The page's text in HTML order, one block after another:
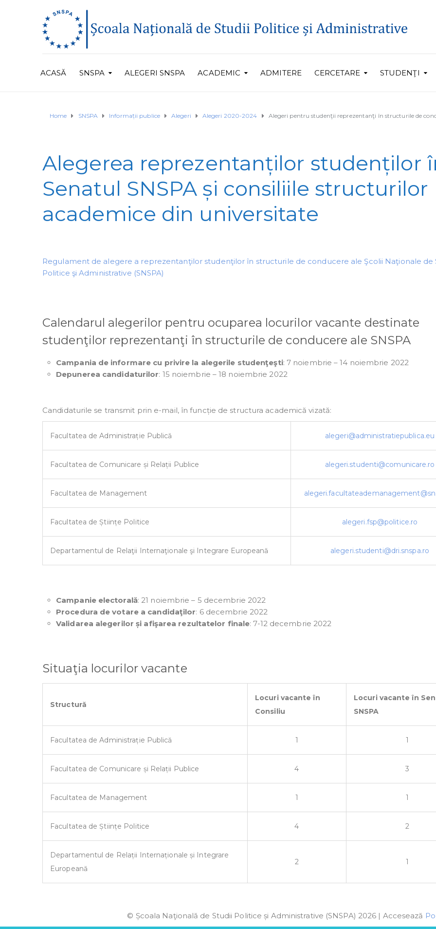
ACASĂ SNSPA ALEGERI SNSPA ACADEMIC ADMITERE CERCETARE STUDENŢI
Home SNSPA Informații publice Alegeri Alegeri 2020-2024 Alegeri pentru studenţii reprezentanţi în structurile de
Alegerea reprezentanților studenților
Senatul SNSPA și consiliile structurilor
academice din universitate
Regulament de alegere a reprezentanţilor studenţilor în structurile de conducere ale Şcolii Naţionale de
Politice şi Administrative (SNSPA)
Calendarul alegerilor pentru ocuparea locurilor vacante destinate
studenţilor reprezentanţi în structurile de conducere ale SNSPA
Campania de informare cu privire la alegerile studenţeşti: 7 noiembrie – 14 noiembrie 2022
Depunerea candidaturilor: 15 noiembrie – 18 noiembrie 2022
Candidaturile se transmit prin e-mail, în funcție de structura academică vizată:
Facultatea de Administrație Publică alegeri@administratiepublica.eu
Facultatea de Comunicare și Relații Publice alegeri.studenti@comunicare.ro
Facultatea de Management
Facultatea de Științe Politice alegeri.fsp@politice.ro
Departamentul de Relaţii Internaţionale şi Integrare Europeană alegeri.studenti@dri.snspa.ro
Campanie electorală: 21 noiembrie – 5 decembrie 2022
Procedura de votare a candidaţilor: 6 decembrie 2022
Validarea alegerilor și afişarea rezultatelor finale: 7-12 decembrie 2022
Situaţia locurilor vacante
Structură
Locuri vacante în
Consiliu
Locuri vacante în
SNSPA
Facultatea de Administrație Publică 1 1
Facultatea de Comunicare și Relații Publice 4 3
Facultatea de Management 1 1
Facultatea de Științe Politice 4 2
Departamentul de Relații Internaționale și Integrare
Europeană
2 1
© Școala Naţională de Studii Politice și Administrative (SNSPA) 2026 | Accesează